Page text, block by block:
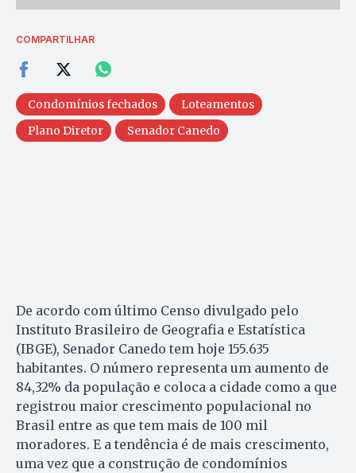
COMPARTILHAR
Condomínios fechados
Loteamentos
Plano Diretor
Senador Canedo
De acordo com último Censo divulgado pelo
Instituto Brasileiro de Geografia e Estatística
(IBGE), Senador Canedo tem hoje 155.635
habitantes. O número representa um aumento de
84,32% da população e coloca a cidade como a que
registrou maior crescimento populacional no
Brasil entre as que tem mais de 100 mil
moradores. E a tendência é de mais crescimento,
uma vez que a construção de condomínios